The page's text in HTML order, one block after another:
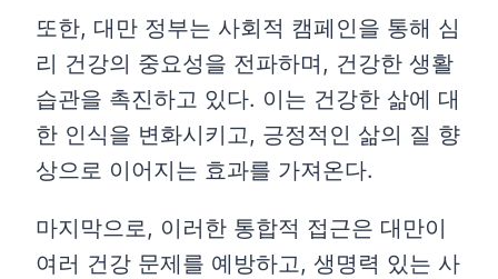
또한, 대만 정부는 사회적 캠페인을 통해 심
리 건강의 중요성을 전파하며, 건강한 생활
습관을 촉진하고 있다. 이는 건강한 삶에 대
한 인식을 변화시키고, 긍정적인 삶의 질 향
상으로 이어지는 효과를 가져온다.
마지막으로, 이러한 통합적 접근은 대만이
여러 건강 문제를 예방하고, 생명력 있는 사